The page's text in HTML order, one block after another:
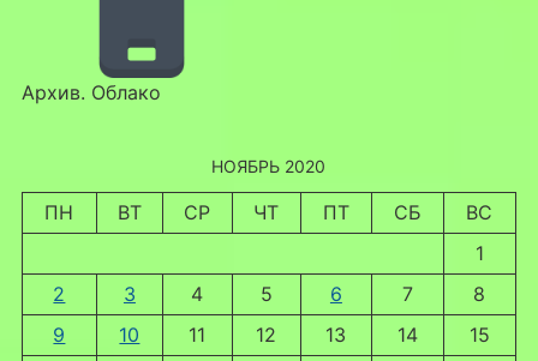
Архив. Облако
НОЯБРЬ 2020
ПН ВТ СР ЧТ ПТ СБ
ВС
1
2
3 4 5 6 7
8
9
10 11 12 13 14
15